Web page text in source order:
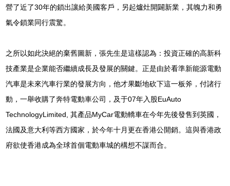
營了近了30年的鎖出讓給美國客戶，另起爐灶開闢新業，其魄力和勇
氣令鎖業同行震驚。
之所以如此決絕的棄舊圖新，張先生是這樣認為：投資正確的高新科
技產業是企業能否繼續成長及發展的關鍵。正是由於看準新能源電動
汽車是未來汽車行業的發展方向，他才果斷地砍下這一板斧，付諸行
動，一舉收購了奔特電動車公司，及于07年入股EuAuto
TechnologyLimited, 其產品MyCar電動轎車在今年先後發售到英國，
法國及意大利等西方國家，於今年十月更在香港公開銷。這與香港政
府欲使香港成為全球首個電動車城的構想不謀而合。